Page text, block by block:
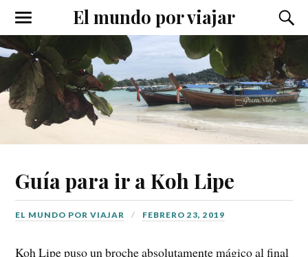
El mundo por viajar
Alternar
el
menú
móvil
el
de
Guía para ir a Koh Lipe
EL MUNDO POR VIAJAR FEBRERO 23, 2019
Koh Lipe puso un broche absolutamente mágico al final